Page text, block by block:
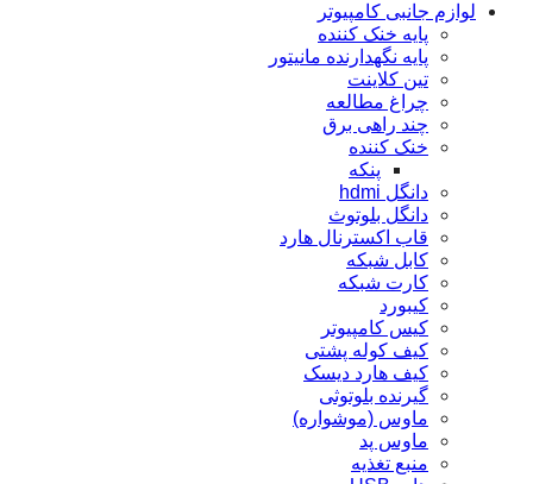
لوازم جانبی کامپیوتر
پایه خنک کننده
پایه نگهدارنده مانیتور
تین کلاینت
چراغ مطالعه
چند راهی برق
خنک کننده
پنکه
دانگل hdmi
دانگل بلوتوث
قاب اکسترنال هارد
کابل شبکه
کارت شبکه
کيبورد
کیس کامپیوتر
کیف کوله پشتی
کیف هارد دیسک
گیرنده بلوتوثی
ماوس (موشواره)
ماوس پد
منبع تغذیه